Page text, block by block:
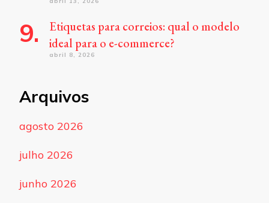
Etiquetas para correios: qual o modelo
ideal para o e-commerce?
abril 8, 2026
Arquivos
agosto 2026
julho 2026
junho 2026